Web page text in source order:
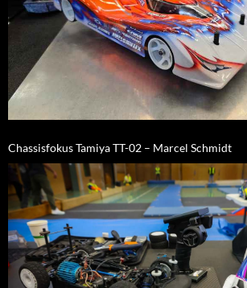
Chassisfokus Tamiya TT-02 – Marcel Schmidt